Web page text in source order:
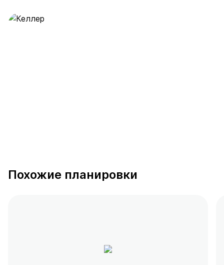
Похожие планировки